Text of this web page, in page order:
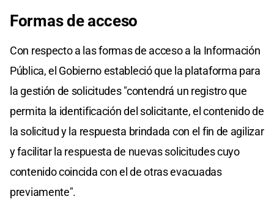
Formas de acceso
Con respecto a las formas de acceso a la Información
Pública, el Gobierno estableció que la plataforma para
la gestión de solicitudes "contendrá un registro que
permita la identificación del solicitante, el contenido de
la solicitud y la respuesta brindada con el fin de agilizar
y facilitar la respuesta de nuevas solicitudes cuyo
contenido coincida con el de otras evacuadas
previamente".